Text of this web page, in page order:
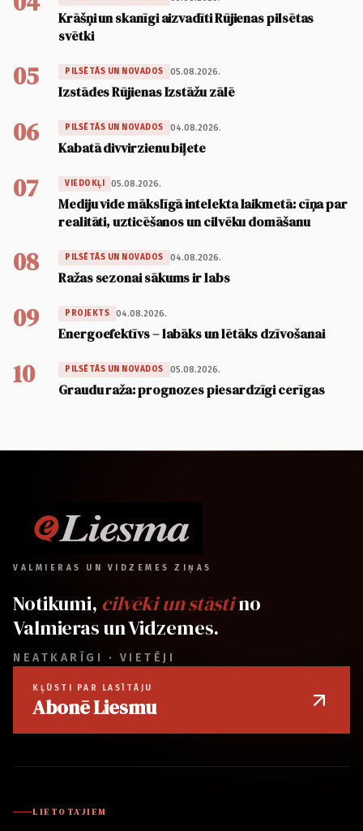
Krāšņi un skanīgi aizvadīti Rūjienas pilsētas
svētki
05 PILSĒTĀS UN NOVADOS 05.08.2026.
Izstādes Rūjienas Izstāžu zālē
06 PILSĒTĀS UN NOVADOS 04.08.2026.
Kabatā divvirzienu biļete
07 VIEDOKĻI 05.08.2026.
Mediju vide mākslīgā intelekta laikmetā: cīņa par
realitāti, uzticēšanos un cilvēku domāšanu
08 PILSĒTĀS UN NOVADOS 04.08.2026.
Ražas sezonai sākums ir labs
09 PROJEKTS 04.08.2026.
Energoefektīvs – labāks un lētāks dzīvošanai
10 PILSĒTĀS UN NOVADOS 05.08.2026.
Graudu raža: prognozes piesardzīgi cerīgas
VALMIERAS UN VIDZEMES ZIŅAS
Notikumi, cilvēki un stāstino
Valmieras un Vidzemes.
NEATKARĪGI · VIETĒJI
KĻŪSTI PAR LASĪTĀJU
Abonē Liesmu
LIETOTĀJIEM